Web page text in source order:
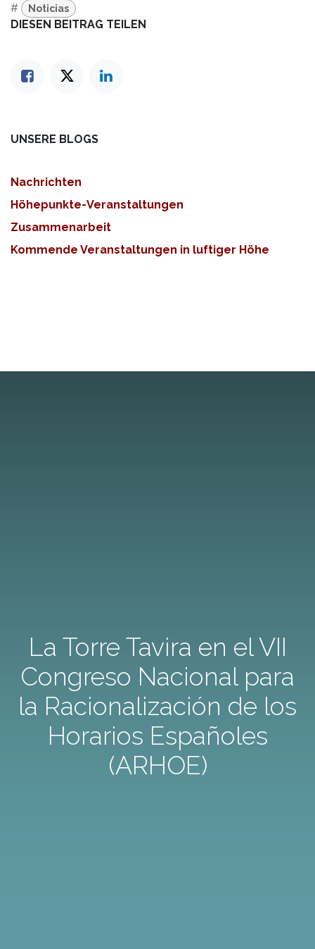
#
Noticias
DIESEN BEITRAG TEILEN
UNSERE BLOGS
Nachrichten
Höhepunkte-Veranstaltungen
Zusammenarbeit
Kommende Veranstaltungen in luftiger Höhe
La Torre Tavira en el VII
Congreso Nacional para
la Racionalización de los
Horarios Españoles
(ARHOE)